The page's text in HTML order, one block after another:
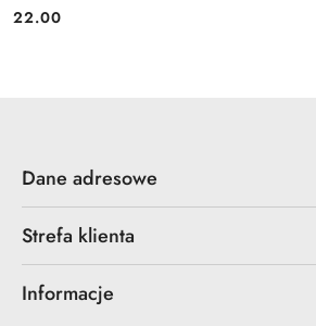
Cena:
22.00
Dane adresowe
Strefa klienta
Informacje